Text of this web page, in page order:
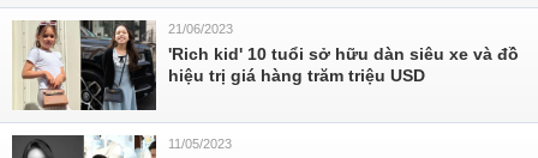
21/06/2023
'Rich kid' 10 tuổi sở hữu dàn siêu xe và đồ
hiệu trị giá hàng trăm triệu USD
11/05/2023